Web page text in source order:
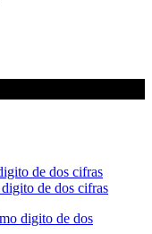
de dos cifras